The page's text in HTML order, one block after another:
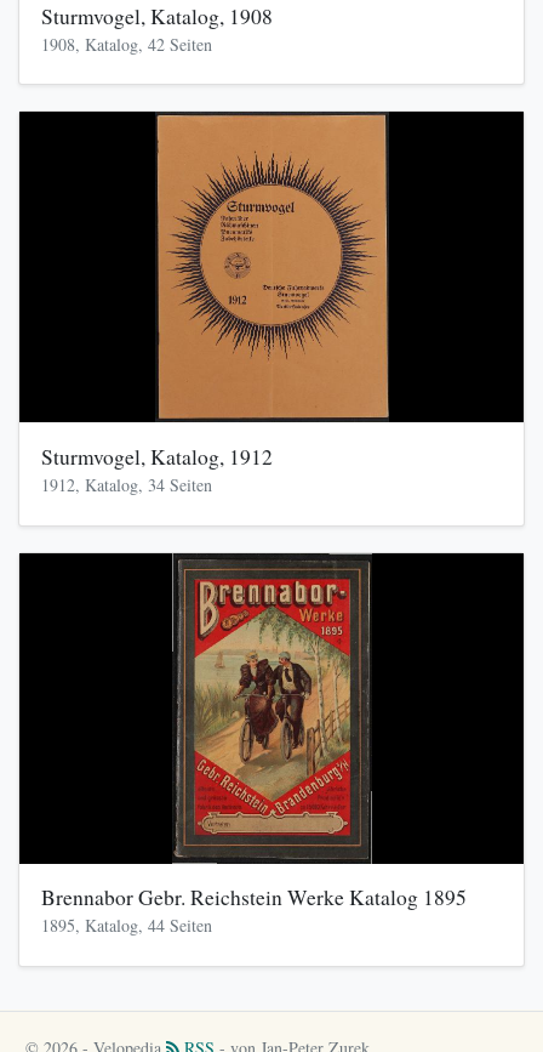
Sturmvogel, Katalog, 1908
1908, Katalog, 42 Seiten
Sturmvogel, Katalog, 1912
1912, Katalog, 34 Seiten
Brennabor Gebr. Reichstein Werke Katalog 1895
1895, Katalog, 44 Seiten